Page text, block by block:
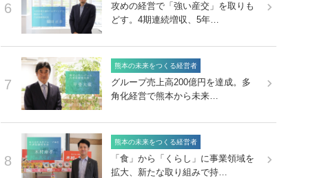
6
攻めの経営で「強い産交」を取りも
どす。4期連続増収、5年…
7
熊本の未来をつくる経営者
グループ売上高200億円を達成。多
角化経営で熊本から未来…
8
熊本の未来をつくる経営者
「食」から「くらし」に事業領域を
拡大、新たな取り組みで持…